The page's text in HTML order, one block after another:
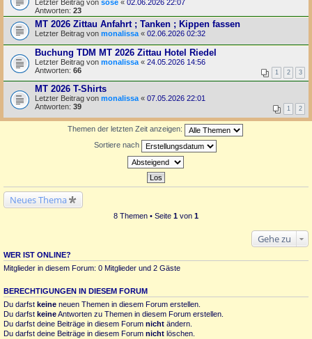
Letzter Beitrag von söse « 02.06.2026 22:07
Antworten: 23
MT 2026 Zittau Anfahrt ; Tanken ; Kippen fassen
Letzter Beitrag von monalissa « 02.06.2026 02:32
Buchung TDM MT 2026 Zittau Hotel Riedel
Letzter Beitrag von monalissa « 24.05.2026 14:56
Antworten: 66 1 2 3
MT 2026 T-Shirts
Letzter Beitrag von monalissa « 07.05.2026 22:01
Antworten: 39 1 2
Themen der letzten Zeit anzeigen:
Sortiere nach
Neues Thema
8 Themen • Seite 1 von 1
Gehe zu
WER IST ONLINE?
Mitglieder in diesem Forum: 0 Mitglieder und 2 Gäste
BERECHTIGUNGEN IN DIESEM FORUM
Du darfst keine neuen Themen in diesem Forum erstellen.
Du darfst keineAntworten zu Themen in diesem Forum erstellen.
Du darfst deine Beiträge in diesem Forum nicht ändern.
Du darfst deine Beiträge in diesem Forum nicht löschen.